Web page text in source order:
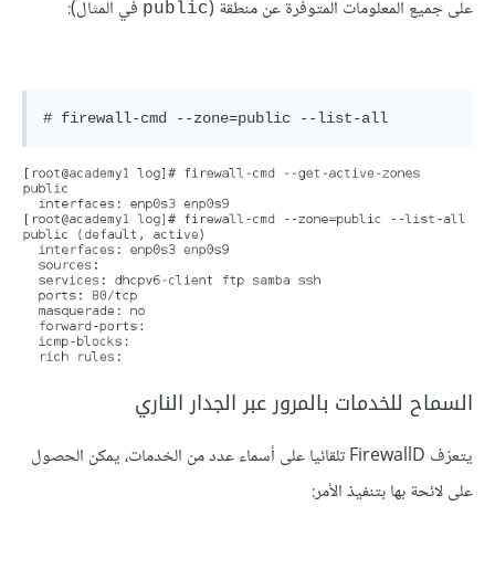
على جميع المعلومات المتوفرة عن منطقة (public في المثال):
السماح للخدمات بالمرور عبر الجدار الناري
يتعرّف FirewallD تلقائيا على أسماء عدد من الخدمات، يمكن الحصول
على لائحة بها بتنفيذ الأمر: